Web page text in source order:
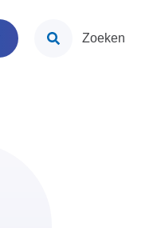
Zoeken